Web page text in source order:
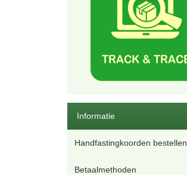
Informatie
Handfastingkoorden bestellen
Betaalmethoden